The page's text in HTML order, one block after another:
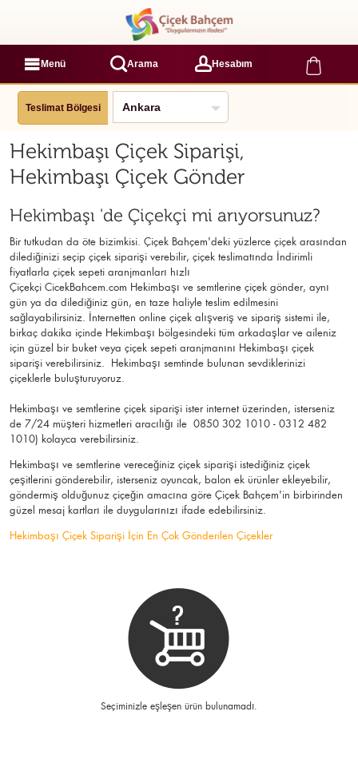
Menü Arama Hesabım
Teslimat Bölgesi
Hekimbaşı Çiçek Siparişi,
Hekimbaşı Çiçek Gönder
Hekimbaşı 'de Çiçekçi mi arıyorsunuz?
Bir tutkudan da öte bizimkisi. Çiçek Bahçem'deki yüzlerce çiçek arasından
dilediğinizi seçip çiçek siparişi verebilir, çiçek teslimatında İndirimli
fiyatlarla çiçek sepeti aranjmanları hızlı
Çiçekçi CicekBahcem.com Hekimbaşı ve semtlerine çiçek gönder, aynı
gün ya da dilediğiniz gün, en taze haliyle teslim edilmesini
sağlayabilirsiniz. İnternetten online çiçek alışveriş ve sipariş sistemi ile,
birkaç dakika içinde Hekimbaşı bölgesindeki tüm arkadaşlar ve aileniz
için güzel bir buket veya çiçek sepeti aranjmanını Hekimbaşı çiçek
siparişi verebilirsiniz. Hekimbaşı semtinde bulunan sevdiklerinizi
çiçeklerle buluşturuyoruz.
Hekimbaşı ve semtlerine çiçek siparişi ister internet üzerinden, isterseniz
de 7/24 müşteri hizmetleri aracılığı ile 0850 302 1010 - 0312 482
1010) kolayca verebilirsiniz.
Hekimbaşı ve semtlerine vereceğiniz çiçek siparişi istediğiniz çiçek
çeşitlerini gönderebilir, isterseniz oyuncak, balon ek ürünler ekleyebilir,
göndermiş olduğunuz çiçeğin amacına göre Çiçek Bahçem'in birbirinden
güzel mesaj kartları ile duygularınızı ifade edebilirsiniz.
Hekimbaşı Çiçek Siparişi İçin En Çok Gönderilen Çiçekler
Seçiminizle eşleşen ürün bulunamadı.